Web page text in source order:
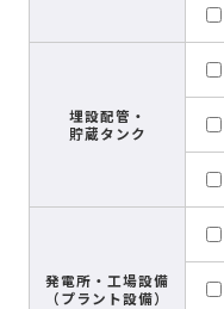
埋設配管・
貯蔵タンク
発電所・工場設備
（プラント設備）